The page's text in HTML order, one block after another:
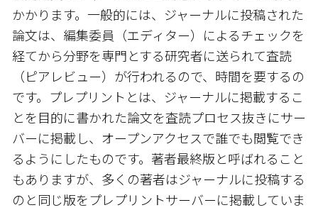
かかります。一般的には、ジャーナルに投稿された
論文は、編集委員（エディター）によるチェックを
経てから分野を専門とする研究者に送られて査読
（ピアレビュー）が行われるので、時間を要するの
です。プレプリントとは、ジャーナルに掲載するこ
とを目的に書かれた論文を査読プロセス抜きにサー
バーに掲載し、オープンアクセスで誰でも閲覧でき
るようにしたものです。著者最終版と呼ばれること
もありますが、多くの著者はジャーナルに投稿する
のと同じ版をプレプリントサーバーに掲載していま